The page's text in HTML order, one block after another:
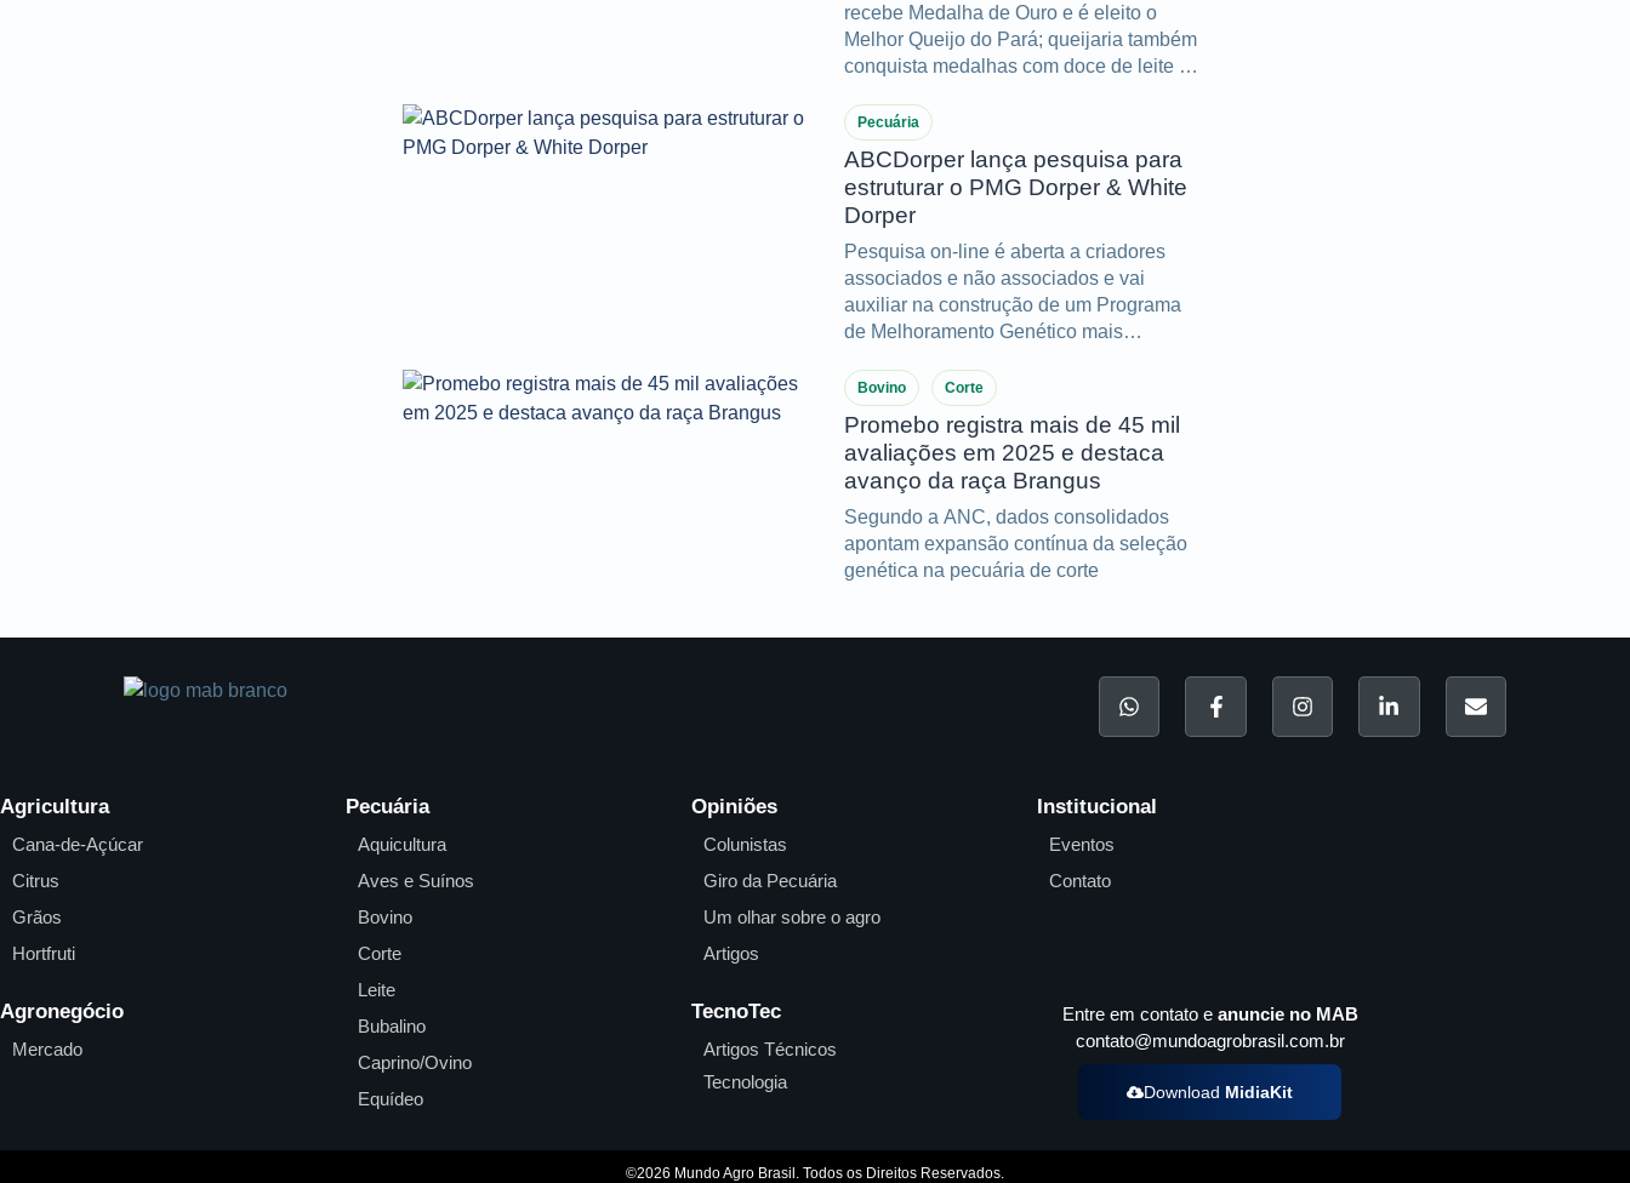
recebe Medalha de Ouro e é eleito o
Melhor Queijo do Pará; queijaria também
conquista medalhas com doce de leite e
Pecuária
ABCDorper lança pesquisa para
estruturar o PMG Dorper & White
Dorper
Pesquisa on-line é aberta a criadores
associados e não associados e vai
auxiliar na construção de um Programa
de Melhoramento Genético mais
Bovino Corte
Promebo registra mais de 45 mil
avaliações em 2025 e destaca
avanço da raça Brangus
Segundo a ANC, dados consolidados
apontam expansão contínua da seleção
genética na pecuária de corte
Agricultura
Cana-de-Açúcar
Citrus
Grãos
Hortfruti
Agronegócio
Mercado
Pecuária
Aquicultura
Aves e Suínos
Bovino
Corte
Leite
Bubalino
Caprino/Ovino
Equídeo
Opiniões
Colunistas
Giro da Pecuária
Um olhar sobre o agro
Artigos
TecnoTec
Artigos Técnicos
Tecnologia
Institucional
Eventos
Contato
Entre em contato e anuncie no MAB
contato@mundoagrobrasil.com.br
Download MidiaKit
©2026 Mundo Agro Brasil. Todos os Direitos Reservados.